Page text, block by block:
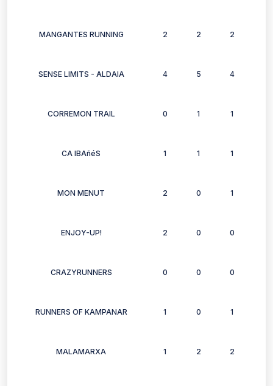
MANGANTES RUNNING 2 2 2
SENSE LIMITS - ALDAIA 4 5 4
CORREMON TRAIL 0 1 1
CA IBAñéS 1 1 1
MON MENUT 2 0 1
ENJOY-UP! 2 0 0
CRAZYRUNNERS 0 0 0
RUNNERS OF KAMPANAR 1 0 1
MALAMARXA 1 2 2